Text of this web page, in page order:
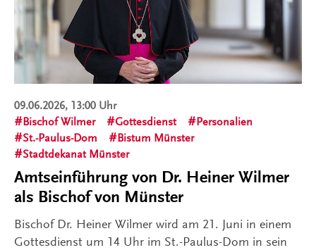
09.06.2026, 13:00 Uhr
Bischof Wilmer
Gottesdienst
Personalien
St.-Paulus-Dom
Bistum Münster
Stadtdekanat Münster
Amtseinführung von Dr. Heiner Wilmer
als Bischof von Münster
Bischof Dr. Heiner Wilmer wird am 21. Juni in einem
Gottesdienst um 14 Uhr im St.-Paulus-Dom in sein